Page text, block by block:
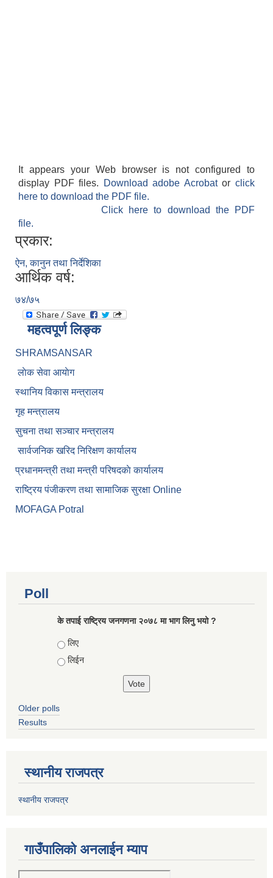
It appears your Web browser is not configured to
display PDF files.
Download adobe Acrobatorclick
here to download the PDF file.
Click here to download the PDF
file.
प्रकार:
ऐन, कानुन तथा निर्देशिका
आर्थिक वर्ष:
७४/७५
महत्वपूर्ण लिङ्क
SHRAMSANSAR
लाेक सेवा आयाेग
स्थानिय विकास मन्त्रालय
गृह मन्त्रालय
सुचना तथा सञ्चार मन्त्रालय
सार्वजनिक खरिद निरिक्षण कार्यालय
प्रधानमन्त्री तथा मन्त्री परिषदकाे कार्यालय
राष्ट्रिय पंजीकरण तथा सामाजिक सुरक्षा Online
MOFAGA Potral
Poll
के तपाई राष्ट्रिय जनगणना २०७८ मा भाग लिनु भयो ?
Choices
लिए
लिईन
Older polls
Results
स्थानीय राजपत्र
स्थानीय राजपत्र
गाउँपालिको अनलाईन म्याप